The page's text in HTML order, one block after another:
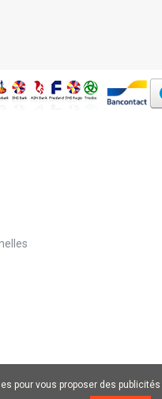
pour vous proposer des